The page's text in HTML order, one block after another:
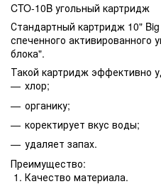
CTO-10B угольный картридж
Стандартный картридж 10"
спеченного активированного
блока".
Такой картридж эффективно
хлор;
органику;
коректирует вкус воды;
удаляет запах.
Преимущество:
Качество материала.